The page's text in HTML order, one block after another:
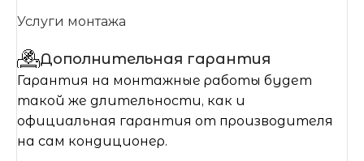
Услуги монтажа
Дополнительная гарантия
Гарантия на монтажные работы будет
такой же длительности, как и
официальная гарантия от производителя
на сам кондиционер.